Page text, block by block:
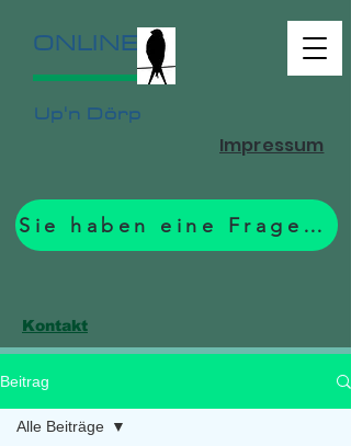
ONLINE
Up'n Dörp
Sie haben eine Frage? Zum Formular.
Impressum
Kontakt
Beitrag
Alle Beiträge